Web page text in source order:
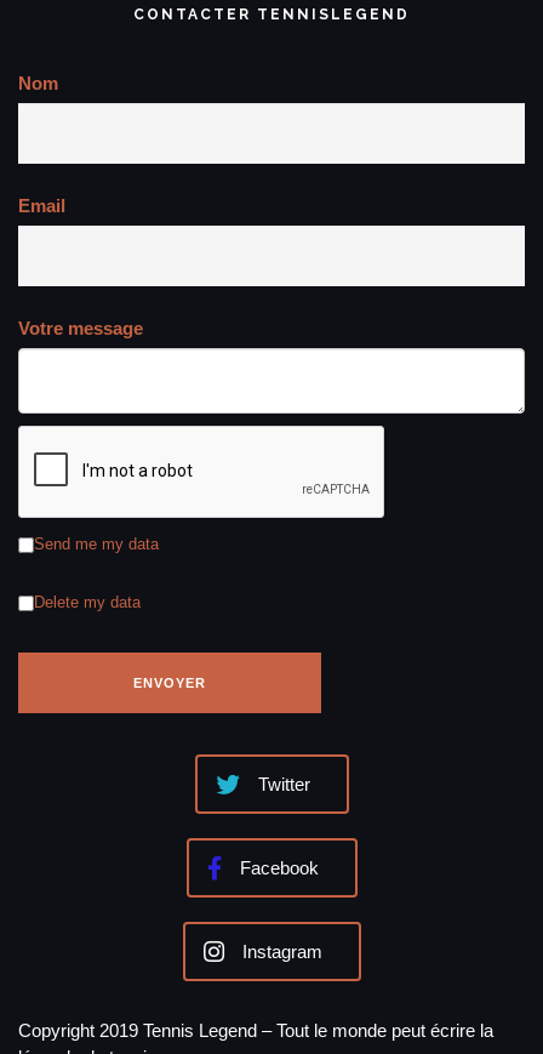
CONTACTER TENNISLEGEND
Nom
Email
Votre message
Send me my data
Delete my data
Twitter
Facebook
Instagram
Copyright 2019 Tennis Legend – Tout le monde peut écrire la